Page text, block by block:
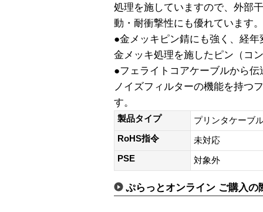
処理を施していますので、外部
動・耐衝撃性にも優れています。
●金メッキピン錆にも強く、経
金メッキ処理を施したピン（コ
●フェライトコアケーブルから
ノイズフィルターの機能を持つ
す。
製品タイプ
プリンタケーブ
RoHS指令
未対応
PSE
対象外
ぷらっとオンライン ご購入の